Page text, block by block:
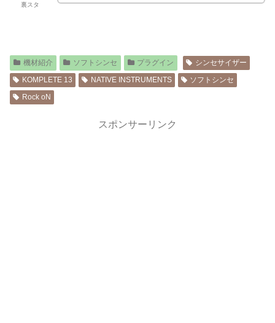
裏スタ
機材紹介 ソフトシンセ プラグイン
シンセサイザー
KOMPLETE 13
NATIVE INSTRUMENTS
ソフトシンセ
Rock oN
スポンサーリンク